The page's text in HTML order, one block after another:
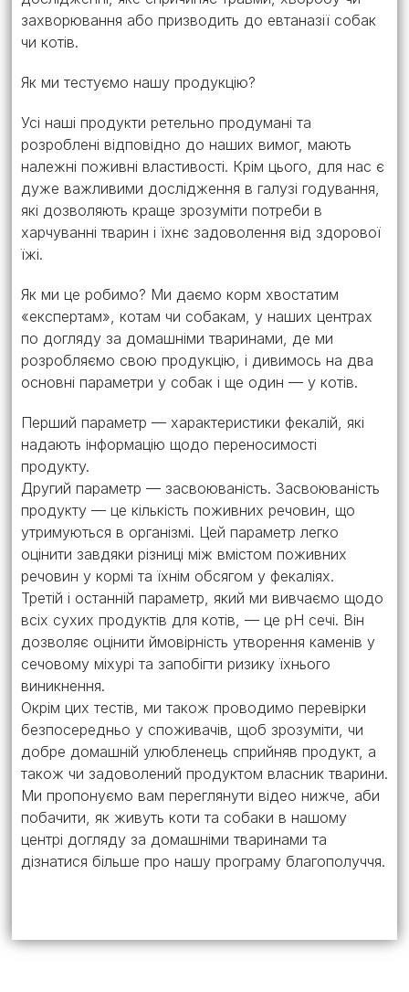
захворювання або призводить до евтаназії собак
чи котів.
Як ми тестуємо нашу продукцію?
Усі наші продукти ретельно продумані та
розроблені відповідно до наших вимог, мають
належні поживні властивості. Крім цього, для нас є
дуже важливими дослідження в галузі годування,
які дозволяють краще зрозуміти потреби в
харчуванні тварин і їхнє задоволення від здорової
їжі.
Як ми це робимо? Ми даємо корм хвостатим
«експертам», котам чи собакам, у наших центрах
по догляду за домашніми тваринами, де ми
розробляємо свою продукцію, і дивимось на два
основні параметри у собак і ще один — у котів.
Перший параметр — характеристики фекалій, які
надають інформацію щодо переносимості
продукту.
Другий параметр — засвоюваність. Засвоюваність
продукту — це кількість поживних речовин, що
утримуються в організмі. Цей параметр легко
оцінити завдяки різниці між вмістом поживних
речовин у кормі та їхнім обсягом у фекаліях.
Третій і останній параметр, який ми вивчаємо щодо
всіх сухих продуктів для котів, — це pH сечі. Він
дозволяє оцінити ймовірність утворення каменів у
сечовому міхурі та запобігти ризику їхнього
виникнення.
Окрім цих тестів, ми також проводимо перевірки
безпосередньо у споживачів, щоб зрозуміти, чи
добре домашній улюбленець сприйняв продукт, а
також чи задоволений продуктом власник тварини.
Ми пропонуємо вам переглянути відео нижче, аби
побачити, як живуть коти та собаки в нашому
центрі догляду за домашніми тваринами та
дізнатися більше про нашу програму благополуччя.